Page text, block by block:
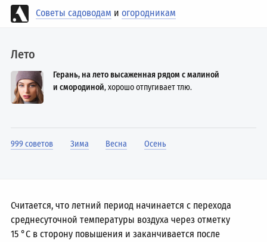
Советы садоводам иогородникам
Лето
Герань, на лето высаженная рядом с малиной
и смородиной, хорошо отпугивает тлю.
999 советов Зима Весна Осень
Считается, что летний период начинается с перехода
среднесуточной температуры воздуха через отметку
15 °C в сторону повышения и заканчивается после